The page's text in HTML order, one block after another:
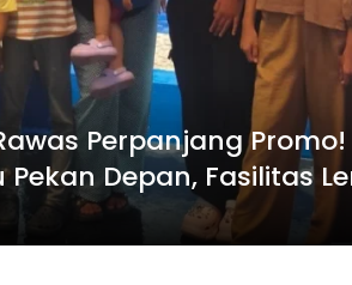
Perpanjang Promo!
Depan, Fasilitas